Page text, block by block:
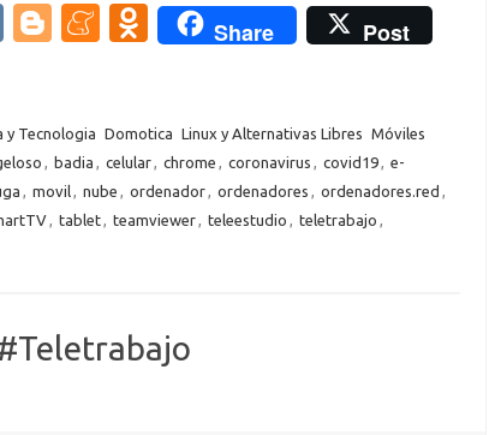
V
Bl
g
er
M
e
a
m
O
o
kl
as
Share
Post
y Tecnologia Domotica Linux y Alternativas Libres Móviles
, badia , celular, chrome , coronavirus , covid19, e-
, movil, nube , ordenador, ordenadores , ordenadores.red ,
, tablet, teamviewer, teleestudio , teletrabajo ,